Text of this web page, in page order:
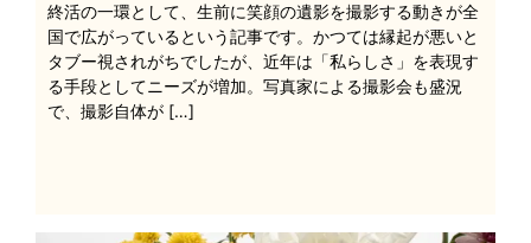
終活の一環として、生前に笑顔の遺影を撮影する動きが全
国で広がっているという記事です。かつては縁起が悪いと
タブー視されがちでしたが、近年は「私らしさ」を表現す
る手段としてニーズが増加。写真家による撮影会も盛況
で、撮影自体が […]